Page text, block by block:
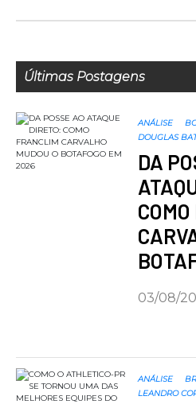
Últimas Postagens
ANÁLISE
DOUGLAS
DA
03/08/
ANÁLISE
LEANDRO